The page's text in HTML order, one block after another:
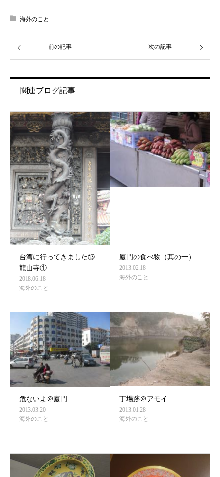
海外のこと
前の記事 次の記事
関連ブログ記事
台湾に行ってきました⑬
龍山寺①
2018.06.18
海外のこと
廈門の食べ物（其の一）
2013.02.18
海外のこと
危ないよ＠廈門
2013.03.20
海外のこと
丁場跡＠アモイ
2013.01.28
海外のこと